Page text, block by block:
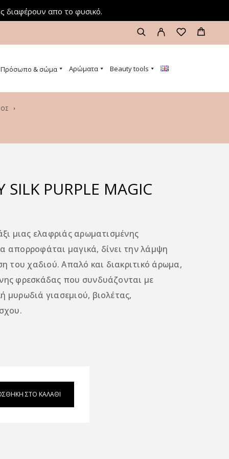
διαφέρουν απο το φυσικό.
Πρόσωπο & σώμα Αρώματα Beauty tools
SILK PURPLE MAGIC
μιας ελαφριάς αρωματισμένης
απορροφάται μαγικά, δίνει την λάμψη
του χαδιού. Απαλό και διακριτικό άρωμα,
φρεσκάδας που συνδυάζονται με
μυρωδιά γιασεμιού, βιολέτας,
ΣΤΟ ΚΑΛΆΘΙ